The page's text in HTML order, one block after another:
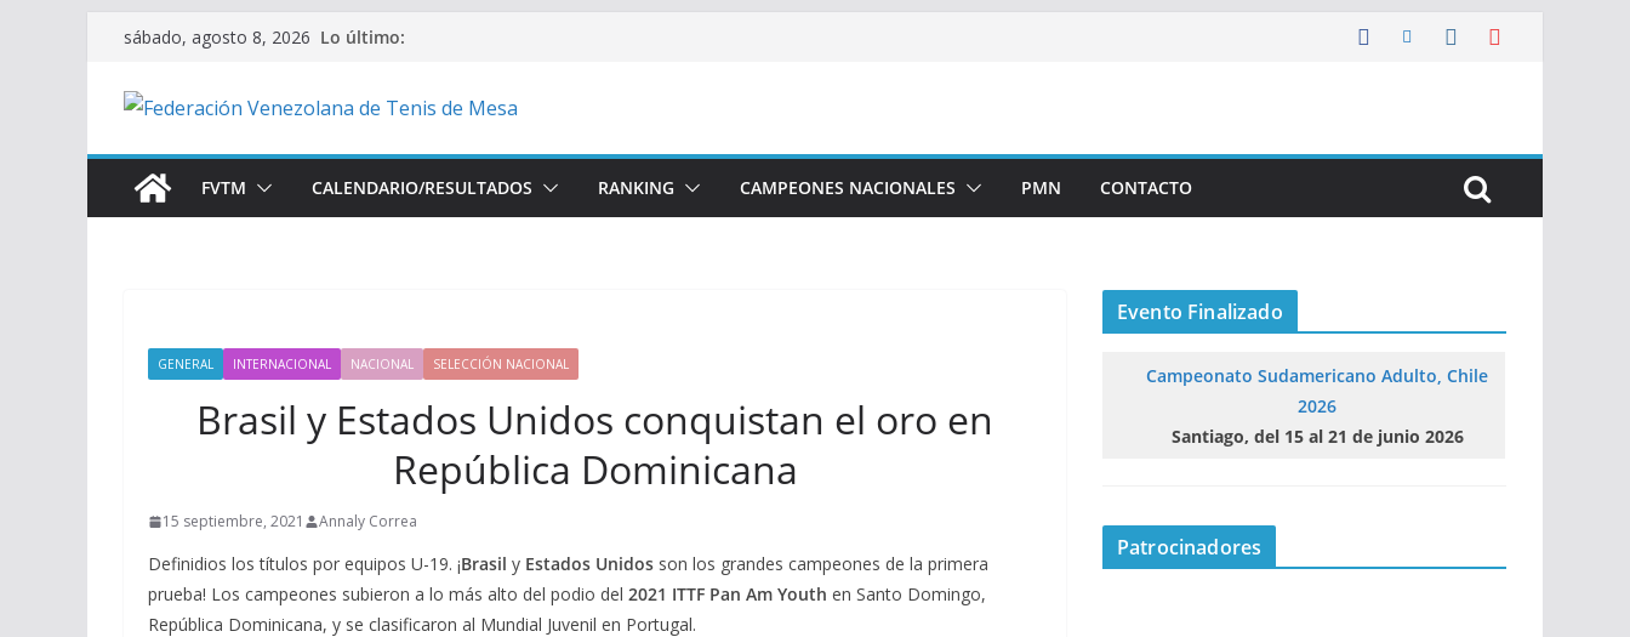
Saltar
contenido
sábado, agosto 8, 2026 Lo último:
FVTM CALENDARIO/RESULTADOS RANKING CAMPEONES NACIONALES PMN CONTACTO
GENERAL INTERNACIONAL NACIONAL SELECCIÓN NACIONAL
Brasil y Estados Unidos conquistan el oro en
República Dominicana
15 septiembre, 2021 Annaly Correa
Definidios los títulos por equipos U-19. ¡Brasil y Estados Unidos son los grandes campeones de la primera
prueba! Los campeones subieron a lo más alto del podio del 2021 ITTF Pan Am Youth en Santo Domingo,
República Dominicana, y se clasificaron al Mundial Juvenil en Portugal.
Evento Finalizado
Campeonato Sudamericano Adulto, Chile
2026
Santiago, del 15 al 21 de junio 2026
Patrocinadores